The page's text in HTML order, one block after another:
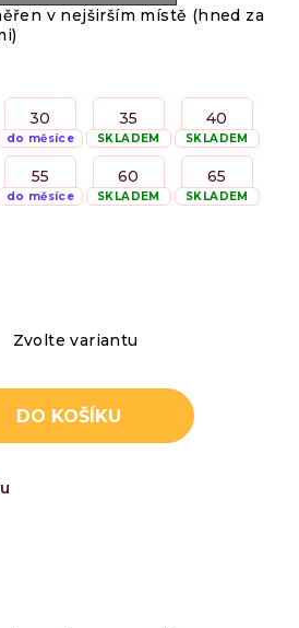
v nejširším místě (hned za
30
do měsíce
35
SKLADEM
40
SKLADEM
55
do měsíce
60
SKLADEM
65
SKLADEM
Zvolte variantu
DO KOŠÍKU